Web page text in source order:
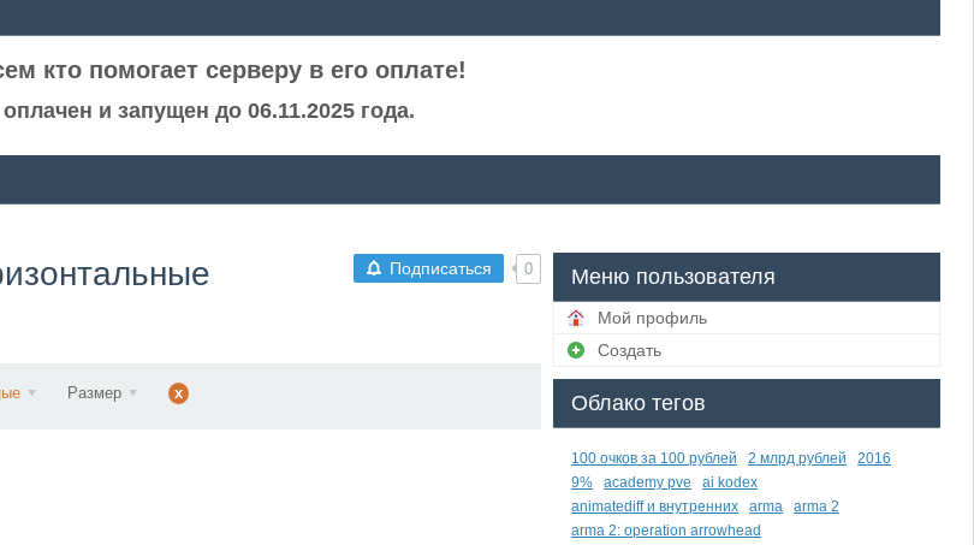
кто помогает серверу в его оплате!
и запущен до 06.11.2025 года.
Подписаться 0
Размер x
Меню пользователя
Мой профиль
Создать
Облако тегов
100 очков за 100 рублей 2 млрд рублей
2016
9%
academy pve
ai kodex
animatediff и внутренних
arma
arma 2
arma 2: operation arrowhead